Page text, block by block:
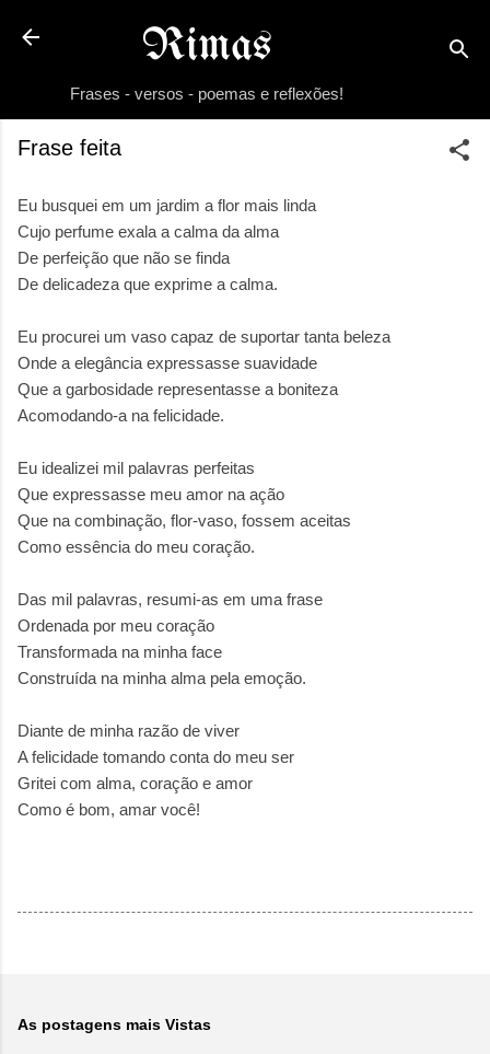
Pular para o conteúdo principal
Rimas
Frases - versos - poemas e reflexões!
Frase feita
Eu busquei em um jardim a flor mais linda
Cujo perfume exala a calma da alma
De perfeição que não se finda
De delicadeza que exprime a calma.
Eu procurei um vaso capaz de suportar tanta beleza
Onde a elegância expressasse suavidade
Que a garbosidade representasse a boniteza
Acomodando-a na felicidade.
Eu idealizei mil palavras perfeitas
Que expressasse meu amor na ação
Que na combinação, flor-vaso, fossem aceitas
Como essência do meu coração.
Das mil palavras, resumi-as em uma frase
Ordenada por meu coração
Transformada na minha face
Construída na minha alma pela emoção.
Diante de minha razão de viver
A felicidade tomando conta do meu ser
Gritei com alma, coração e amor
Como é bom, amar você!
As postagens mais Vistas